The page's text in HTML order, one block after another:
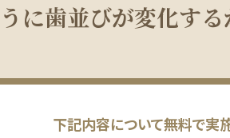
に歯並びが変化する
下記内容について無料で実施